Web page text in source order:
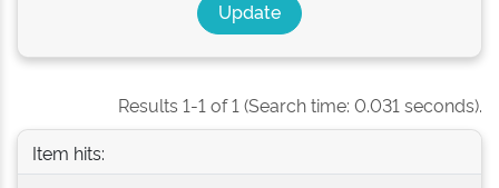
Results 1-1 of 1 (Search time: 0.031 seconds).
Item hits: